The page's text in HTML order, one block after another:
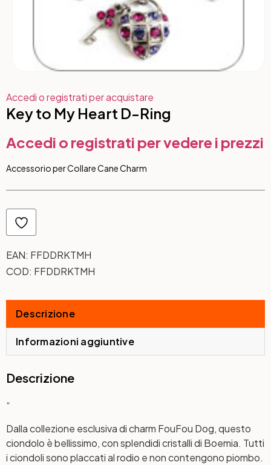
Accedi o registrati per acquistare
Key to My Heart D-Ring
Accedi o registrati per vedere i prezzi
Accessorio per Collare Cane Charm
EAN: FFDDRKTMH
COD: FFDDRKTMH
Descrizione
Informazioni aggiuntive
Descrizione
“
Dalla collezione esclusiva di charm FouFou Dog, questo
ciondolo è bellissimo, con splendidi cristalli di Boemia. Tutti
i ciondoli sono placcati al rodio e non contengono piombo.